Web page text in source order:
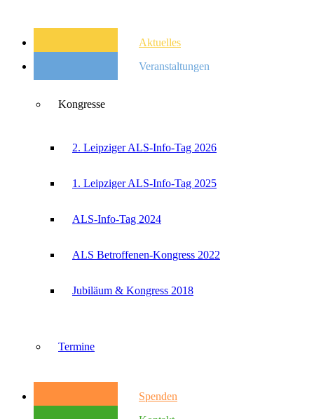
Aktuelles
Veranstaltungen
Kongresse
2. Leipziger ALS-Info-Tag 2026
1. Leipziger ALS-Info-Tag 2025
ALS-Info-Tag 2024
ALS Betroffenen-Kongress 2022
Jubiläum & Kongress 2018
Termine
Spenden